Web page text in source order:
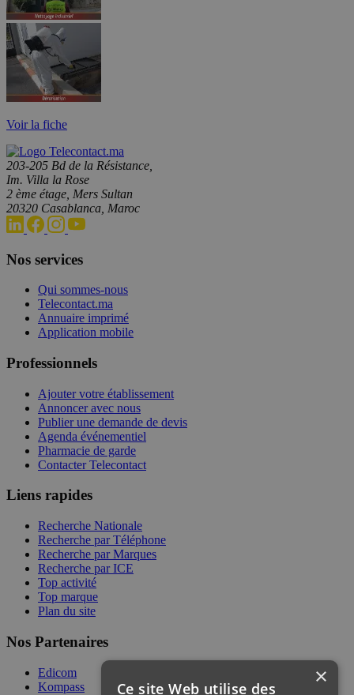
Voir la fiche
203-205 Bd de la Résistance,
Im. Villa la Rose
2 ème étage, Mers Sultan
20320 Casablanca, Maroc
Nos services
Qui sommes-nous
Telecontact.ma
Annuaire imprimé
Application mobile
Professionnels
Ajouter votre établissement
Annoncer avec nous
Publier une demande de devis
Agenda événementiel
Pharmacie de garde
Contacter Telecontact
Liens rapides
Recherche Nationale
Recherche par Téléphone
Recherche par Marques
Recherche par ICE
Top activité
Top marque
Plan du site
Nos Partenaires
Edicom
Kompass
×
Ce site Web utilise des